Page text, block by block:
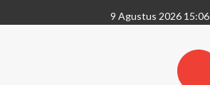
9 Agustus 2026 15:06